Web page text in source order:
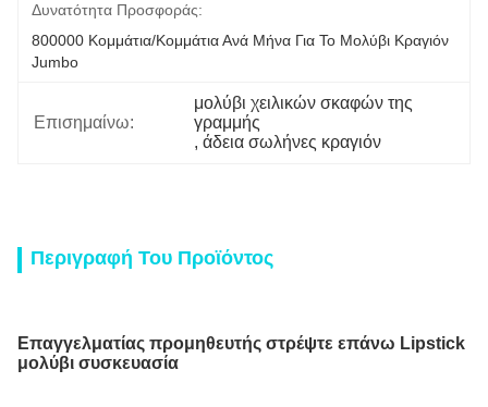
Δυνατότητα Προσφοράς:
800000 Κομμάτια/κομμάτια Ανά Μήνα Για Το Μολύβι Κραγιόν
Jumbo
Επισημαίνω:
μολύβι χειλικών σκαφών της
γραμμής
, άδεια σωλήνες κραγιόν
Περιγραφή Του Προϊόντος
Επαγγελματίας προμηθευτής στρέψτε επάνω Lipstick
μολύβι συσκευασία